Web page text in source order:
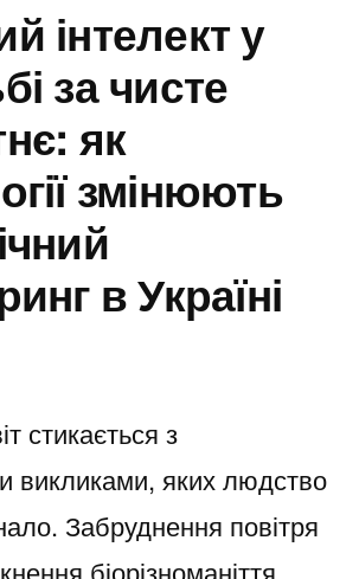
інтелект у
за чисте
як
змінюють
в Україні
стикається з
викликами, яких людство
Забруднення повітря
біорізноманіття,